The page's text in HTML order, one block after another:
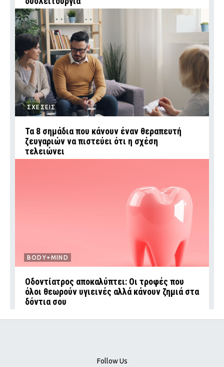
ΣΧΕΣΕΙΣ
Τα 8 σημάδια που κάνουν έναν θεραπευτή
ζευγαριών να πιστεύει ότι η σχέση
τελειώνει
BODY+MIND
Οδοντίατρος αποκαλύπτει: Οι τροφές που
όλοι θεωρούν υγιεινές αλλά κάνουν ζημιά στα
δόντια σου
Follow Us